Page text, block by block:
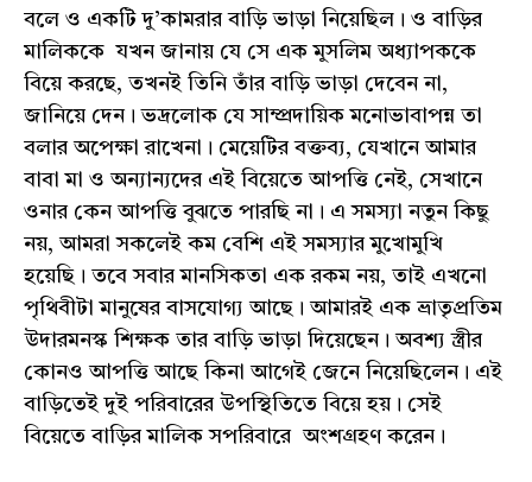
বলে ও একটি দু’কামরার বাড়ি ভাড়া নিয়েছিল। ও বাড়ির
মালিককে যখন জানায় যে সে এক মুসলিম অধ্যাপককে
বিয়ে করছে, তখনই তিনি তাঁর বাড়ি ভাড়া দেবেন না,
জানিয়ে দেন। ভদ্রলোক যে সাম্প্রদায়িক মনোভাবাপন্ন তা
বলার অপেক্ষা রাখেনা। মেয়েটির বক্তব্য, যেখানে আমার
বাবা মা ও অন্যান্যদের এই বিয়েতে আপত্তি নেই, সেখানে
ওনার কেন আপত্তি বুঝতে পারছি না। এ সমস্যা নতুন কিছু
নয়, আমরা সকলেই কম বেশি এই সমস্যার মুখোমুখি
হয়েছি। তবে সবার মানসিকতা এক রকম নয়, তাই এখনো
পৃথিবীটা মানুষের বাসযোগ্য আছে। আমারই এক ভ্রাতৃপ্রতিম
উদারমনস্ক শিক্ষক তার বাড়ি ভাড়া দিয়েছেন। অবশ্য স্ত্রীর
কোনও আপত্তি আছে কিনা আগেই জেনে নিয়েছিলেন। এই
বাড়িতেই দুই পরিবারের উপস্থিতিতে বিয়ে হয়। সেই
বিয়েতে বাড়ির মালিক সপরিবারে অংশগ্রহণ করেন।